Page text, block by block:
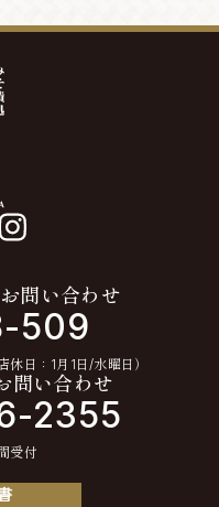
instagram
問い合わせ
509
日：1月1日/水曜日）
問い合わせ
2355
受付